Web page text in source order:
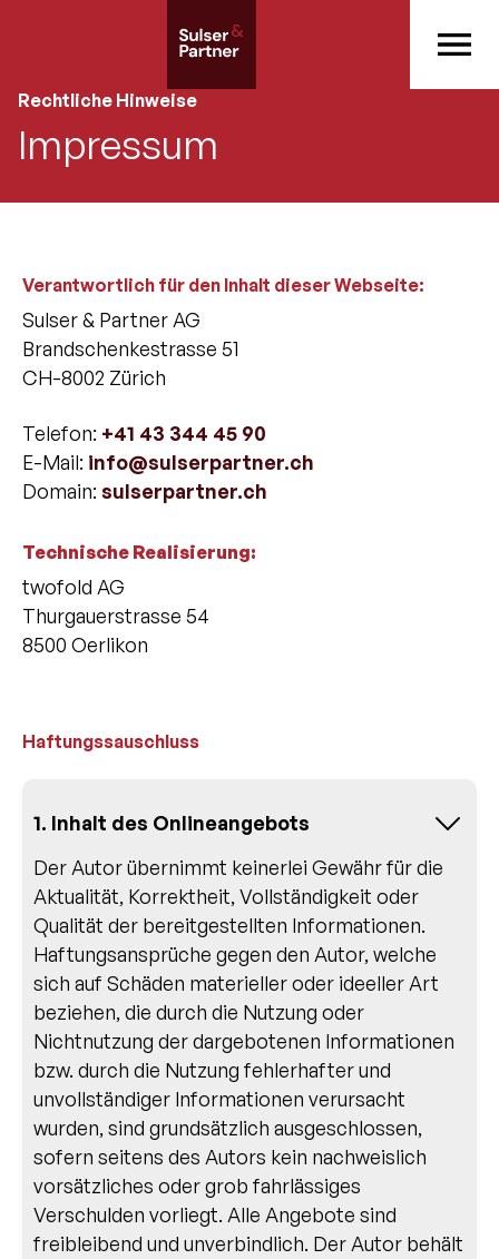
Rechtliche Hinweise
Impressum
Verantwortlich für den Inhalt dieser Webseite:
Sulser & Partner AG
Brandschenkestrasse 51
CH-8002 Zürich
Telefon: +41 43 344 45 90
E-Mail: info@sulserpartner.ch
‍Domain: sulserpartner.ch
Technische Realisierung:
twofold AG
Thurgauerstrasse 54
8500 Oerlikon
Haftungssauschluss
1. Inhalt des Onlineangebots
Der Autor übernimmt keinerlei Gewähr für die
Aktualität, Korrektheit, Vollständigkeit oder
Qualität der bereitgestellten Informationen.
Haftungsansprüche gegen den Autor, welche
sich auf Schäden materieller oder ideeller Art
beziehen, die durch die Nutzung oder
Nichtnutzung der dargebotenen Informationen
bzw. durch die Nutzung fehlerhafter und
unvollständiger Informationen verursacht
wurden, sind grundsätzlich ausgeschlossen,
sofern seitens des Autors kein nachweislich
vorsätzliches oder grob fahrlässiges
Verschulden vorliegt. Alle Angebote sind
freibleibend und unverbindlich. Der Autor behält